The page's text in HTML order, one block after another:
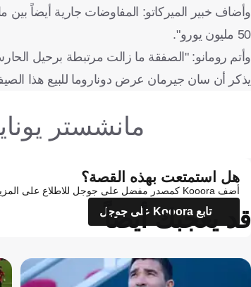
وأضاف خبير الميركاتو: المفاوضات جارية أيضاً
50 مليون يورو".
وأتم رومانو: "الصفقة ما زالت مرتبطة برحيل
يذكر أن سان جيرمان عرض دوناروما للبيع هذا
مانشستر
هل استمتعت بهذه القصة؟
أضف Kooora كمصدر مفضل على جوجل للاطلاع على المزيد من تقاريرنا
تابع Kooora على جوجل
قد يعجبك أيضاً